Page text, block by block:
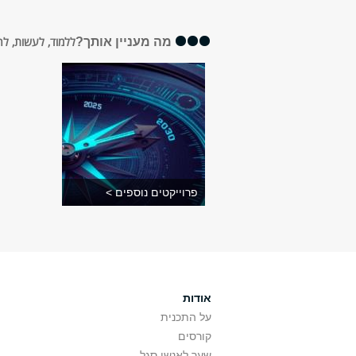
מה מעניין אותך?ללמוד, לעשות,
פרוייקטים נוספים >
אודות
על התכנית
קורסים